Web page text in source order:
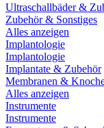
Ultraschallbäder &
Zubehör & Sonstiges
Alles anzeigen
Implantologie
Implantologie
Implantate & Zubehör
Membranen &
Alles anzeigen
Instrumente
Instrumente